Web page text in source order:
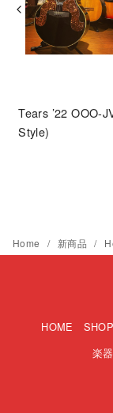
Tears ’22 OOO-
Style)
Home 新商品
HOME SHOP
楽